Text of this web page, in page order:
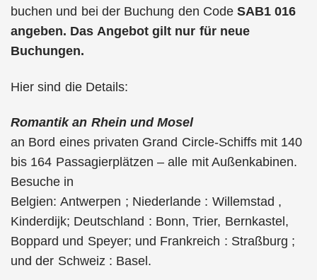
buchen und bei der Buchung den CodeSAB1 016
angeben. Das Angebot gilt nur für neue
Buchungen.
Hier sind die Details:
Romantik an Rhein und Mosel
an Bord eines privaten Grand Circle-Schiffs mit 140
bis 164 Passagierplätzen – alle mit Außenkabinen.
Besuche in
Belgien: Antwerpen ; Niederlande : Willemstad ,
Kinderdijk; Deutschland : Bonn, Trier, Bernkastel,
Boppard und Speyer; und Frankreich : Straßburg ;
und der Schweiz : Basel.